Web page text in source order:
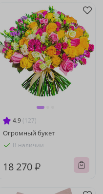
4.9 (127)
Огромный букет
В наличии
18 270 ₽